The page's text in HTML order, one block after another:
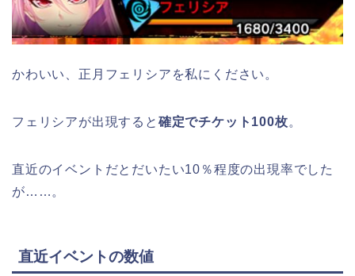
かわいい、正月フェリシアを私にください。
フェリシアが出現すると 確定でチケット100枚。
直近のイベントだとだいたい10％程度の出現率でした
が……。
直近イベントの数値